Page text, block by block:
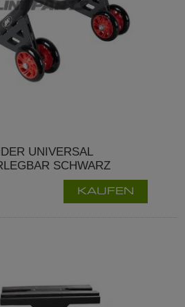
UNIVERSAL
SCHWARZ
KAUFEN